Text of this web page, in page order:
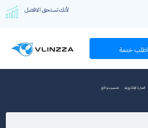
لأنك تستحق الافضل
اطلب خدمة
التجارة الإلكترونية تصميم مواقع